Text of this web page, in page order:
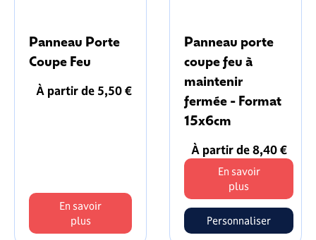
Panneau Porte
Coupe Feu
À partir de 5,50 €
En savoir
plus
Panneau porte
coupe feu à
maintenir
fermée - Format
15x6cm
À partir de 8,40 €
En savoir
plus
Personnaliser